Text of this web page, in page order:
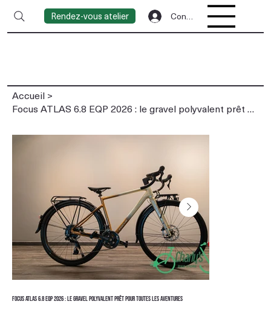
Rendez-vous atelier Connexion
Accueil >
Focus ATLAS 6.8 EQP 2026 : le gravel polyvalent prêt pour toutes les aventures
Focus ATLAS 6.8 EQP 2026 : le gravel polyvalent prêt pour toutes les aventures